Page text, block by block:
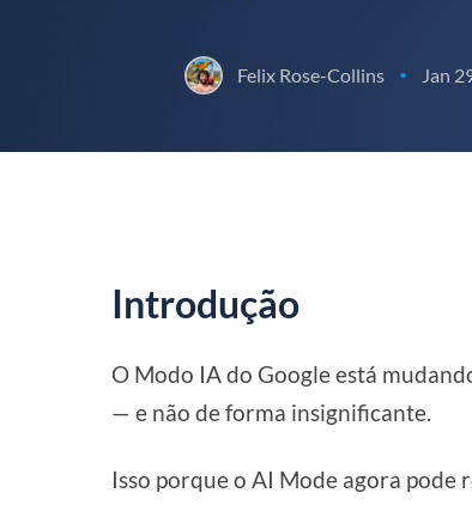
Felix Rose-Collins • Jan
Introdução
O Modo IA do Google está
— e não de forma insignificante.
Isso porque o AI Mode agora pode